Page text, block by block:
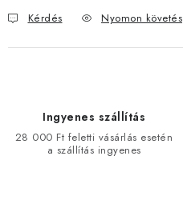
Kérdés Nyomon követés
Ingyenes szállítás
28 000 Ft feletti vásárlás esetén
a szállítás ingyenes